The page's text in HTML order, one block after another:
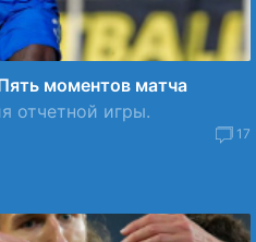
моментов матча
отчетной игры.
17